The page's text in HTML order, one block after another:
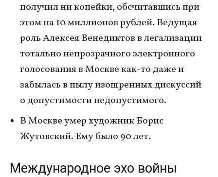
получил ни копейки, обсчитавшись при
этом на 10 миллионов рублей. Ведущая
роль Алексея Венедиктов в легализации
тотально непрозрачного электронного
голосования в Москве как-то даже и
забылась в пылу изощренных дискуссий
о допустимости недопустимого.
В Москве умер художник Борис
Жутовский. Ему было 90 лет.
Международное эхо войны